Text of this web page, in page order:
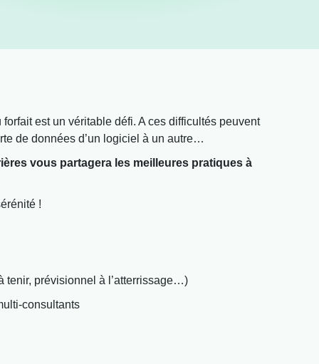
forfait est un véritable défi. A ces difficultés peuvent
de données d’un logiciel à un autre…
vous partagera les meilleures pratiques à
!
tenir, prévisionnel à l’atterrissage…)
consultants